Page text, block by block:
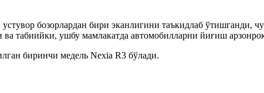
бозорлардан бири эканлигини таъкидлаб ўтишганди,
ва табиийки, ушбу мамлакатда автомобилларни йиғиш
биринчи медель Nexia R3 бўлади.